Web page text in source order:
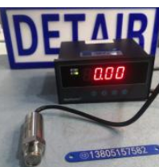
评分
()